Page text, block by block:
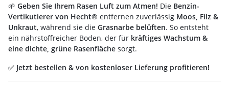
🌱 Geben Sie Ihrem Rasen Luft zum Atmen! Die Benzin-
Vertikutierer von Hecht® entfernen zuverlässig Moos, Filz &
Unkraut, während sie die Grasnarbe belüften. So entsteht
ein nährstoffreicher Boden, der für kräftiges Wachstum &
eine dichte, grüne Rasenfläche sorgt.
✅ Jetzt bestellen & von kostenloser Lieferung profitieren!